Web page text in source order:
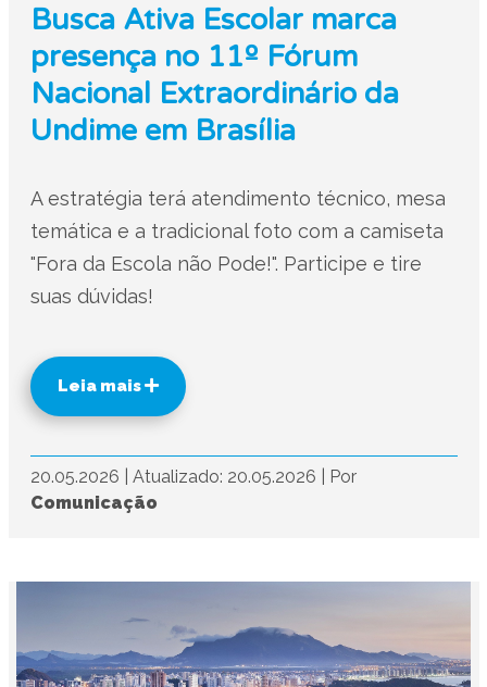
Busca Ativa Escolar marca
presença no 11º Fórum
Nacional Extraordinário da
Undime em Brasília
A estratégia terá atendimento técnico, mesa
temática e a tradicional foto com a camiseta
"Fora da Escola não Pode!". Participe e tire
suas dúvidas!
Leia mais
20.05.2026 Atualizado: 20.05.2026
Por
Comunicação